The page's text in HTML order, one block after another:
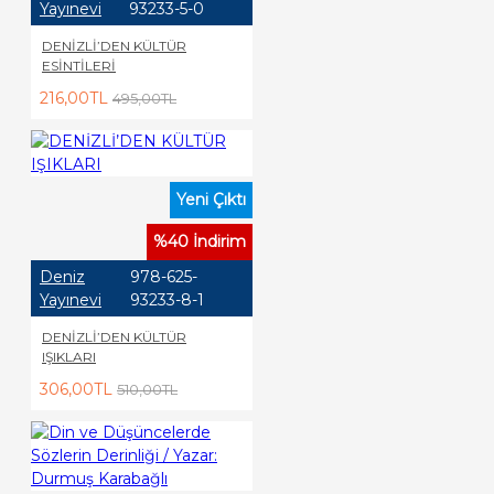
Yayınevi 93233-5-0
DENİZLİ’DEN KÜLTÜR
ESİNTİLERİ
216,00TL 495,00TL
Yeni Çıktı
%40 İndirim
Deniz
Yayınevi
978-625-
93233-8-1
DENİZLİ’DEN KÜLTÜR
IŞIKLARI
306,00TL 510,00TL